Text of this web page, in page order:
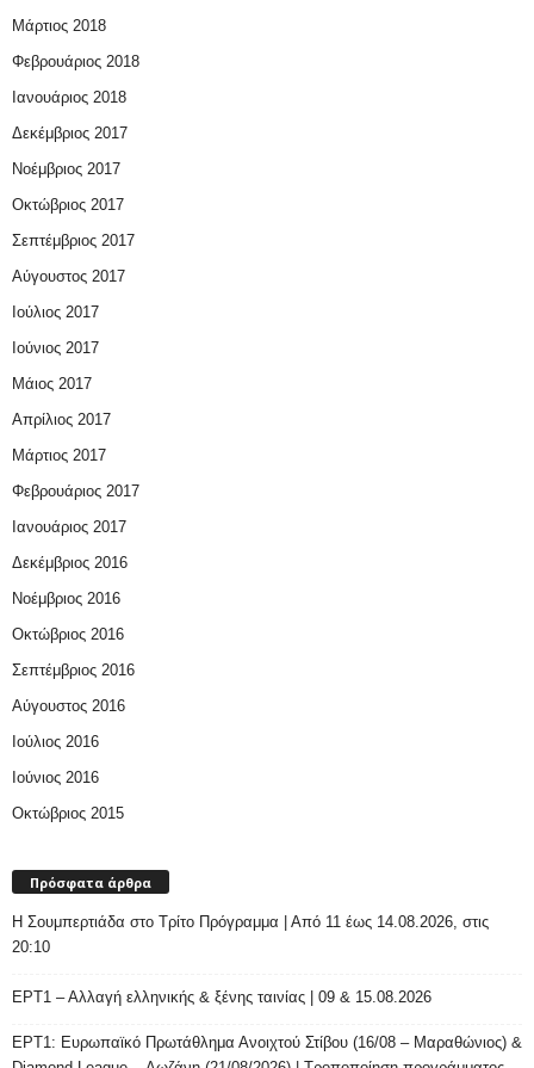
Μάρτιος 2018
Φεβρουάριος 2018
Ιανουάριος 2018
Δεκέμβριος 2017
Νοέμβριος 2017
Οκτώβριος 2017
Σεπτέμβριος 2017
Αύγουστος 2017
Ιούλιος 2017
Ιούνιος 2017
Μάιος 2017
Απρίλιος 2017
Μάρτιος 2017
Φεβρουάριος 2017
Ιανουάριος 2017
Δεκέμβριος 2016
Νοέμβριος 2016
Οκτώβριος 2016
Σεπτέμβριος 2016
Αύγουστος 2016
Ιούλιος 2016
Ιούνιος 2016
Οκτώβριος 2015
Πρόσφατα άρθρα
H Σουμπερτιάδα στο Τρίτο Πρόγραμμα | Από 11 έως 14.08.2026, στις
20:10
ΕΡΤ1 – Αλλαγή ελληνικής & ξένης ταινίας | 09 & 15.08.2026
ΕΡΤ1: Ευρωπαϊκό Πρωτάθλημα Ανοιχτού Στίβου (16/08 – Μαραθώνιος) &